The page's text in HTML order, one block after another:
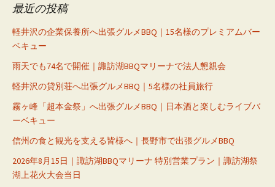
最近の投稿
軽井沢の企業保養所へ出張グルメBBQ｜15名様のプレミアムバー
ベキュー
雨天でも74名で開催｜諏訪湖BBQマリーナで法人懇親会
軽井沢の貸別荘へ出張グルメBBQ｜5名様の社員旅行
霧ヶ峰「超本金祭」へ出張グルメBBQ｜日本酒と楽しむライブバ
ーベキュー
信州の食と観光を支える皆様へ｜長野市で出張グルメBBQ
2026年8月15日｜諏訪湖BBQマリーナ 特別営業プラン｜諏訪湖祭
湖上花火大会当日